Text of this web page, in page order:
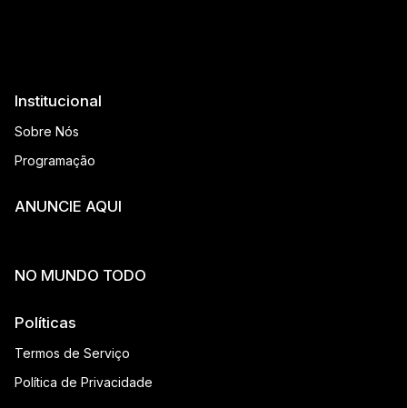
Institucional
Sobre Nós
Programação
ANUNCIE AQUI
NO MUNDO TODO
Políticas
Termos de Serviço
Política de Privacidade